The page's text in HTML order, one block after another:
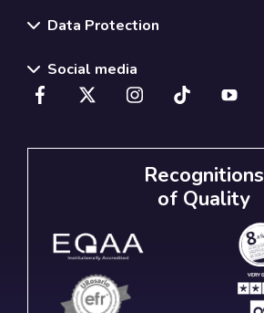
Data Protection
Social media
Recognitions
of Quality